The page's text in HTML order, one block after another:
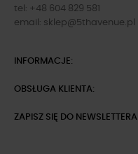
tel: +48 604 829 581
email: sklep@5thavenue.pl
INFORMACJE:
OBSŁUGA KLIENTA:
ZAPISZ SIĘ DO NEWSLETTERA